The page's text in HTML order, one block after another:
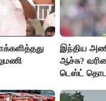
இந்திய
ஆச்சு?
டெஸ்ட்